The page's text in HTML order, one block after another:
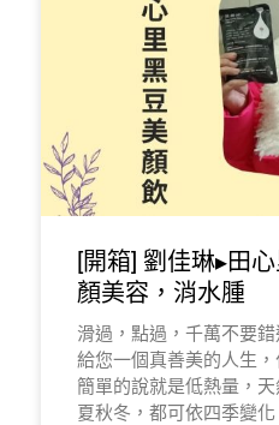
[開箱] 劉佳琳▸田
顏美容，消水腫
滑過，點過，千萬不要
給您一個真善美的人生
簡單的說就是低熱量，
夏秋冬，都可依四季變